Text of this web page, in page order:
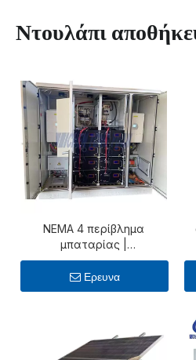
Ντουλάπι
NEMA 4 περίβλημα
μπαταρίας |
Κατασκευαστής
ντουλαπιών αποθήκευσης
μπαταρίας εξωτερικού
Ερευνα